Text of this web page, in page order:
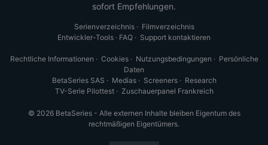
sofort Empfehlungen.
Serienverzeichnis· Filmverzeichnis
Entwickler-Tools · FAQ · Support kontaktieren
Rechtliche Informationen · Cookies· Nutzungsbedingungen · Persönliche
Daten
BetaSeries SAS · Medias· Screeners· Research
TV-Serie Pilottest· Zuschauerpanel Frankreich
© 2026 BetaSeries - Alle externen Inhalte bleiben Eigentum des
rechtmäßigen Eigentümers.